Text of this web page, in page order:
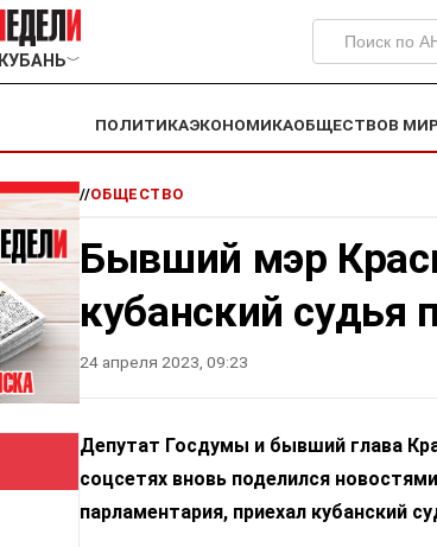
КУБАНЬ﹀
ПОЛИТИКАЭКОНОМИКАОБЩЕСТВОВ
//ОБЩЕСТВО
Бывший мэр
кубанский судья
24 апреля 2023, 09:23
Депутат Госдумы и бывший глава
соцсетях вновь поделился
парламентария, приехал кубанский